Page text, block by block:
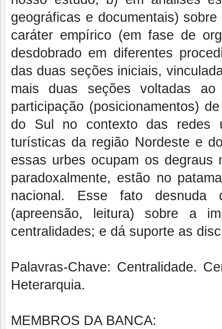
geográficas e documentais)
caráter empírico (em fase de
desdobrado em diferentes
das duas seções iniciais,
mais duas seções voltadas
participação (posicionamentos)
do Sul no contexto das redes
turísticas da região Nordeste e
essas urbes ocupam os degraus
paradoxalmente, estão no
nacional. Esse fato desnuda
(apreensão, leitura) sobre a
centralidades; e dá suporte as
Palavras-Chave: Centralidade.
Heterarquia.
MEMBROS DA BANCA: